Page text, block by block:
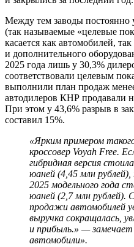
Между тем заводы
(так называемые «целевые
касается как автомобилей,
и дополнительного
2025 года лишь у 30,3%
соответствовали целевым
выполнили план продаж
автодилеров КНР продавали
При этом у 43,6% разрыв в
составил 15%.
«Ярким примером
кроссовер Voyah Free.
гибридная версия
юаней (4,45 млн
2025 модельного года
юаней (2,7 млн рублей).
продажи автомобилей
выручка сокращалась,
и прибыль.» —
автомобили».